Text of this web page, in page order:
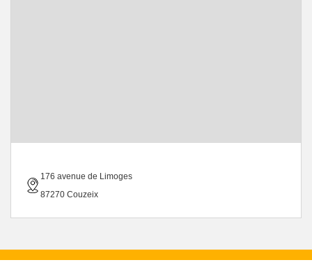
176 avenue de Limoges
87270 Couzeix